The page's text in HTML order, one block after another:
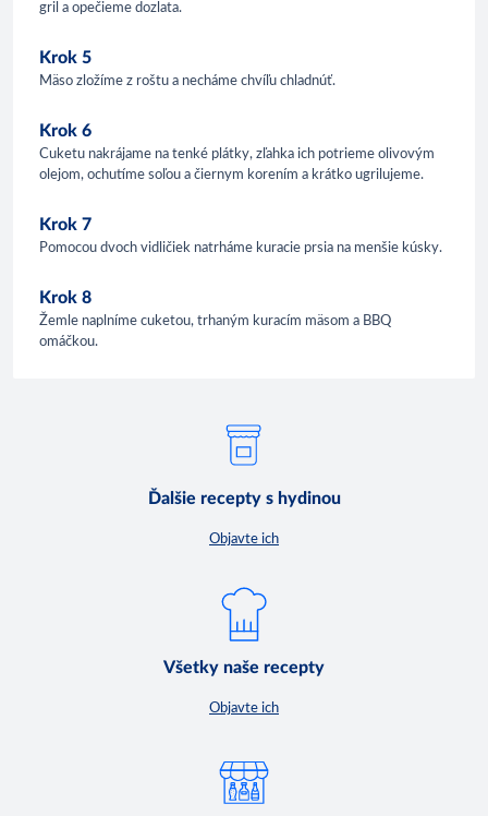
gril a opečieme dozlata.
Krok 5
Mäso zložíme z roštu a necháme chvíľu chladnúť.
Krok 6
Cuketu nakrájame na tenké plátky, zľahka ich potrieme olivovým
olejom, ochutíme soľou a čiernym korením a krátko ugrilujeme.
Krok 7
Pomocou dvoch vidličiek natrháme kuracie prsia na menšie kúsky.
Krok 8
Žemle naplníme cuketou, trhaným kuracím mäsom a BBQ
omáčkou.
Ďalšie recepty s hydinou
Objavte ich
Všetky naše recepty
Objavte ich